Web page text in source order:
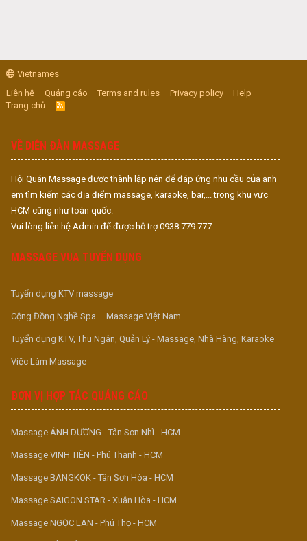
Vietnames
Liên hệ
Quảng cáo Terms and rules Privacy policy
Help
Trang chủ
R
S
VỀ DIỄN ĐÀN MASSAGE
Hội Quán Massage được thành lập nên để đáp ứng nhu cầu của anh
em tìm kiếm các địa điểm massage, karaoke, bar,... trong khu vực
HCM cũng như toàn quốc.
Vui lòng liên hệ Admin để được hỗ trợ 0938.779.777
MASSAGE VUA TUYỂN DỤNG
Tuyển dụng KTV massage
Cộng Đồng Nghề Spa – Massage Việt Nam
Tuyển dụng KTV, Thu Ngân, Quản Lý - Massage, Nhà Hàng, Karaoke
Việc Làm Massage
ĐƠN VỊ HỢP TÁC QUẢNG CÁO
Massage ÁNH DƯƠNG - Tân Sơn Nhì - HCM
Massage VINH TIÊN - Phú Thạnh - HCM
Massage BANGKOK - Tân Sơn Hòa - HCM
Massage SAIGON STAR - Xuân Hòa - HCM
Massage NGỌC LAN - Phú Thọ - HCM